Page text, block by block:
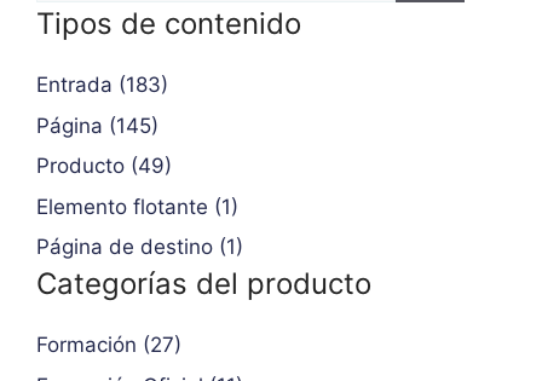
Tipos de contenido
Entrada (183)
Página (145)
Producto (49)
Elemento flotante (1)
Página de destino (1)
Categorías del producto
Formación (27)